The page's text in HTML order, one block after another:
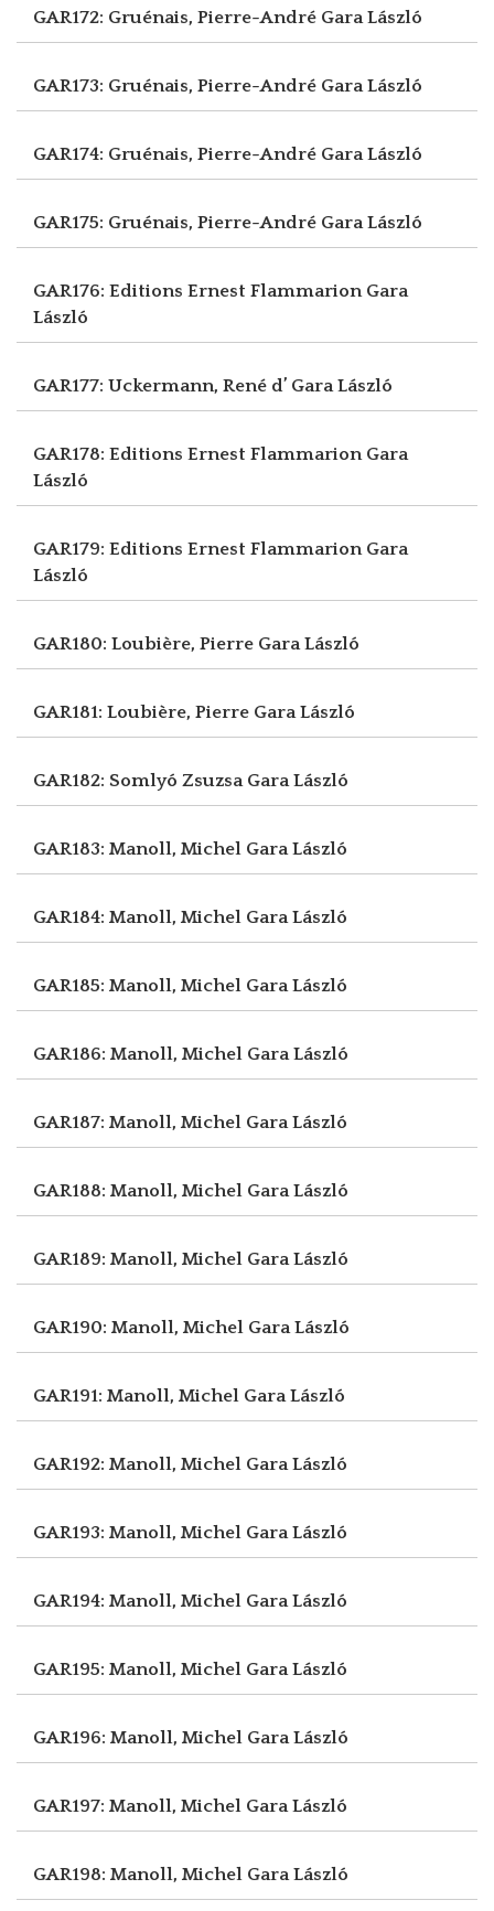
GAR172: Gruénais, Pierre-André Gara László
GAR173: Gruénais, Pierre-André Gara László
GAR174: Gruénais, Pierre-André Gara László
GAR175: Gruénais, Pierre-André Gara László
GAR176: Editions Ernest Flammarion Gara
László
GAR177: Uckermann, René d’ Gara László
GAR178: Editions Ernest Flammarion Gara
László
GAR179: Editions Ernest Flammarion Gara
László
GAR180: Loubière, Pierre Gara László
GAR181: Loubière, Pierre Gara László
GAR182: Somlyó Zsuzsa Gara László
GAR183: Manoll, Michel Gara László
GAR184: Manoll, Michel Gara László
GAR185: Manoll, Michel Gara László
GAR186: Manoll, Michel Gara László
GAR187: Manoll, Michel Gara László
GAR188: Manoll, Michel Gara László
GAR189: Manoll, Michel Gara László
GAR190: Manoll, Michel Gara László
GAR191: Manoll, Michel Gara László
GAR192: Manoll, Michel Gara László
GAR193: Manoll, Michel Gara László
GAR194: Manoll, Michel Gara László
GAR195: Manoll, Michel Gara László
GAR196: Manoll, Michel Gara László
GAR197: Manoll, Michel Gara László
GAR198: Manoll, Michel Gara László